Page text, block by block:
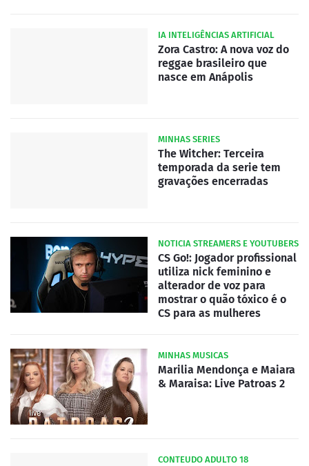
IA INTELIGÊNCIAS ARTIFICIAL
Zora Castro: A nova voz do
reggae brasileiro que
nasce em Anápolis
MINHAS SERIES
The Witcher: Terceira
temporada da serie tem
gravações encerradas
NOTICIA STREAMERS E YOUTUBERS
CS Go!: Jogador profissional
utiliza nick feminino e
alterador de voz para
mostrar o quão tóxico é o
CS para as mulheres
MINHAS MUSICAS
Marilia Mendonça e Maiara
& Maraisa: Live Patroas 2
CONTEUDO ADULTO 18